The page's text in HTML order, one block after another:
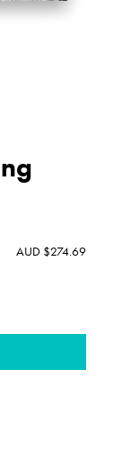
AUD $274.69